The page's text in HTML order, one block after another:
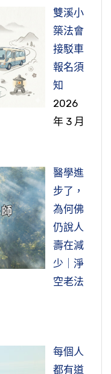
以蚊蟲、螞蟻、
溝通，不可以殺
（第五二五集）
千年，兩千年當
實實脫離六道輪
尤其是世尊為我
師告訴我們，這
我們這一生遇到
們一生當中最重
以來，哪個人不
一個就是沒有遇
個法門疏忽了，
往生的時候造成
的，希望我們這
幸。
同修之二十六）
讚歎不是虛的，
家到十方諸佛國
學，現在的話叫
到諸佛剎土供養
十方，福慧雙
時去，同時化無
（第八十二集）
讀書，讀過孟子
，荀子主張性
：「我搞了幾十
是惡？」
見解不圓滿，老
近，習相遠」。
的，佛性；從性
那叫至善。
所以他們講的善
看一切眾生是看
，本性沒有善
大聖大賢，看一
習性不是真的，
習氣了，可以改
有義務、有責
己同一個法身、
三種戴在身上，
能活動，最嚴重
動彈不得。佛用
在，什麼繩索捆
裡來的？從迷惑
麼教我們離欲？
錯了，你的看
、你做錯了。講
意都在造業，造
是苦，叫業繫
把我們捆到不能
能幫助我們解
學，自己本身做
，做出的榜樣都
雙溪小
築法會
接駁車
報名須
知
2026
年 3 月
醫學進
步了，
為何佛
仍說人
壽在減
少｜淨
空老法
每個人
都有道